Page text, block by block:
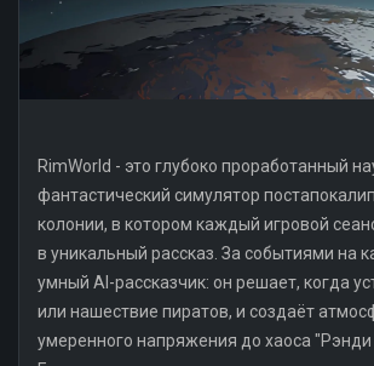
RimWorld - это глубоко проработанный
фантастический симулятор
колонии, в котором каждый игровой
в уникальный рассказ. За событиями на
умный AI-рассказчик: он решает, когда
или нашествие пиратов, и создаёт
умеренного напряжения до хаоса "Рэнди